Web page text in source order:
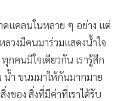
ดแคลนในหลาย ๆ อย่าง แต่
วงมีคนมาร่วมแสดงน้ำใจ
กคนมีใจเดียวกัน เรารู้สึก
ำ ขนมมาให้กันมากมาย
ของ สิ่งที่มีค่าที่เราได้รับ